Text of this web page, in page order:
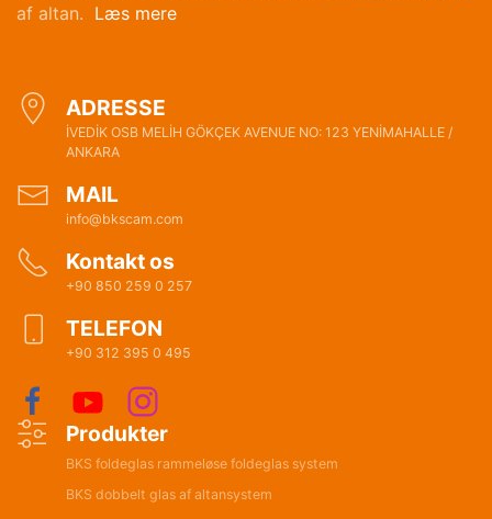
af altan. Læs mere
ADRESSE
İVEDİK OSB MELİH GÖKÇEK AVENUE NO: 123 YENİMAHALLE /
ANKARA
MAIL
info@bkscam.com
Kontakt os
+90 850 259 0 257
TELEFON
+90 312 395 0 495
Produkter
BKS foldeglas rammeløse foldeglas system
BKS dobbelt glas af altansystem